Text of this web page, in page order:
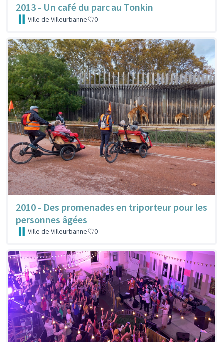
2013 - Un café du parc au Tonkin
Ville de Villeurbanne 0
2010 - Des promenades en triporteur pour les
personnes âgées
Ville de Villeurbanne 0